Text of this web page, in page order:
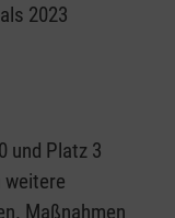
2023
und Platz 3
weitere
Maßnahmen